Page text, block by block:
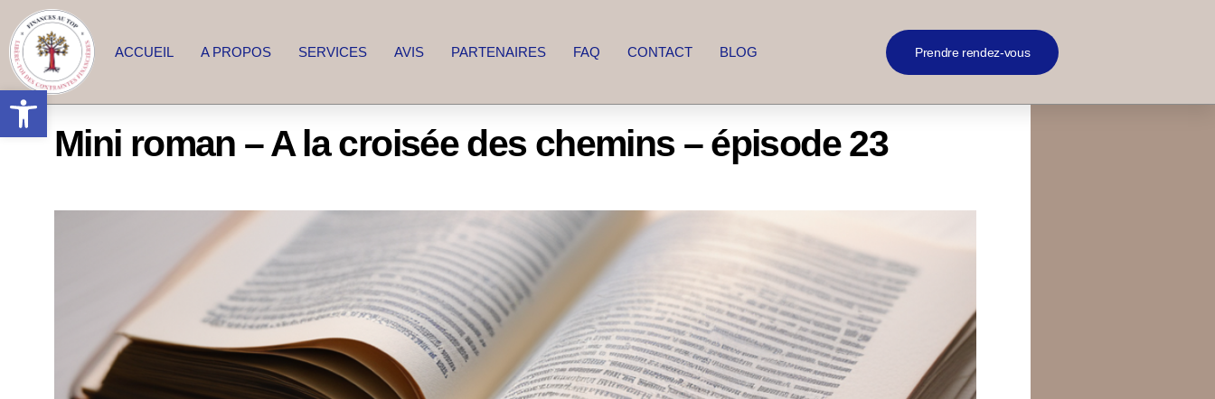
Ouvrir la barre d’outils
ACCUEIL A PROPOS SERVICES AVIS PARTENAIRES FAQ CONTACT BLOG Prendre rendez-vous
Mini roman – A la croisée des chemins – épisode 23